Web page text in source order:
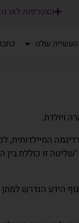
הצטרפות
העשייה שלנו
ויולדת.
המיילדותית,
זו כוללת
הידע הנדרש למתן